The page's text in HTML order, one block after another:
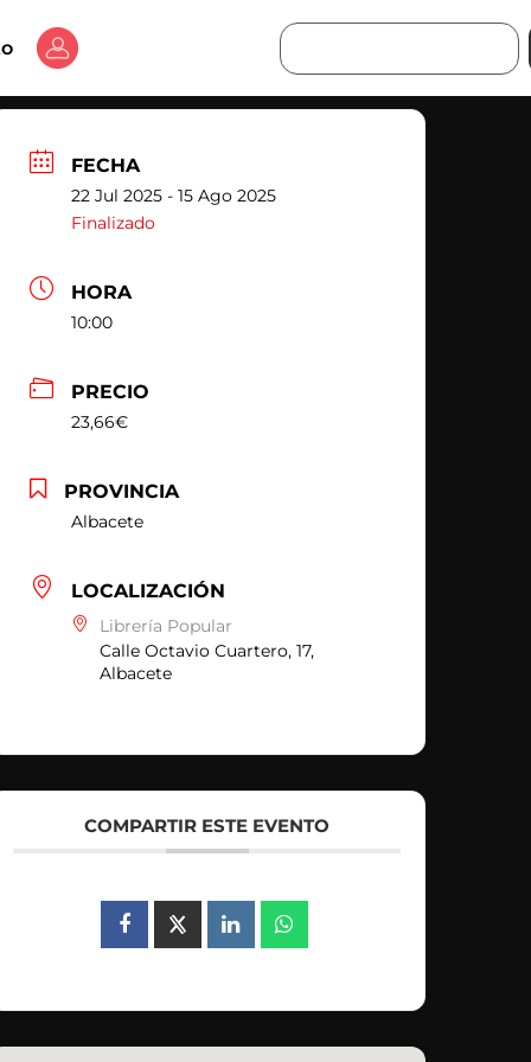
Buscar
FECHA
22 Jul 2025 - 15 Ago 2025
Finalizado
HORA
10:00
PRECIO
23,66€
PROVINCIA
Albacete
LOCALIZACIÓN
Librería Popular
Calle Octavio Cuartero, 17,
Albacete
COMPARTIR ESTE EVENTO